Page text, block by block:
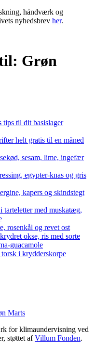
håndværk og
nyhedsbrev her.
Grøn
tips til dit basislager
helt gratis til en måned
sesam, lime, ingefær
egypter-knas og gris
kapers og skindstegt
tarteletter med muskatæg,
rosenkål og revet ost
okse, ris med sorte
guacamole
i krydderskorpe
for klimaundervisning ved
støttet afVillum Fonden.